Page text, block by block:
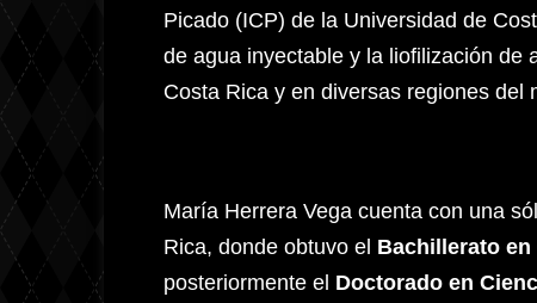
Picado (ICP) de la Universidad de
de agua inyectable y la liofilización de
Costa Rica y en diversas regiones del
María Herrera Vega cuenta con una
Rica, donde obtuvo el Bachillerato en
posteriormente el Doctorado en